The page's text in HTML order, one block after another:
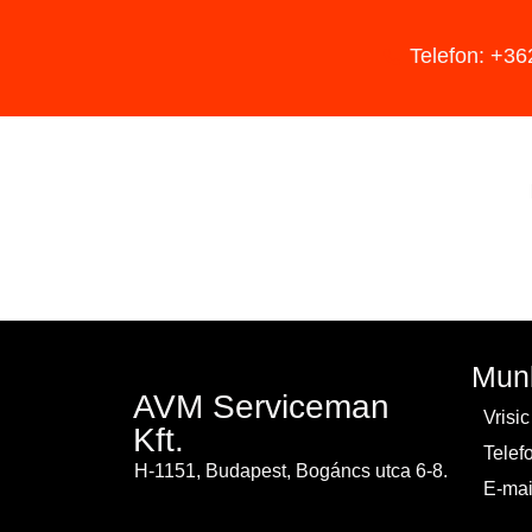
Telefon:
AVM Serviceman
Kft.
H-1151, Budapest, Bogáncs utca 6-8.
E-